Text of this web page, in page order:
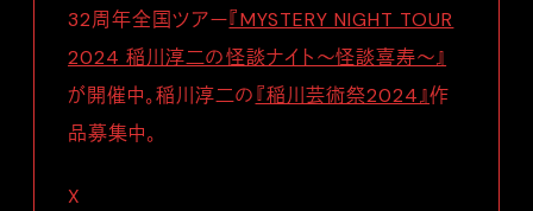
32周年全国ツアー『MYSTERY NIGHT TOUR
2024 稲川淳二の怪談ナイト～怪談喜寿～』
が開催中。稲川淳二の『稲川芸術祭2024』作
品募集中。
X